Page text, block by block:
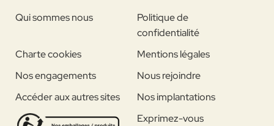
Qui sommes nous
Politique de
confidentialité
Charte cookies
Mentions légales
Nos engagements
Nous rejoindre
Accéder aux autres sites
Nos implantations
Exprimez-vous